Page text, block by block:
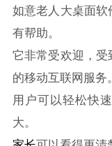
如意老人大桌面
有帮助。
它非常受欢迎，
的移动互联网服务。
用户可以轻松快
大。